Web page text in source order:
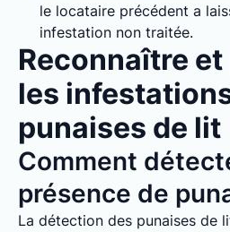
le locataire précédent a
infestation non traitée.
Reconnaître
les
punaises de lit
Comment
présence de
La détection des punaises de